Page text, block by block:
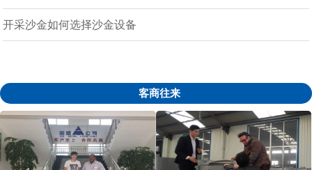
开采沙金如何选择沙金设备
客商往来